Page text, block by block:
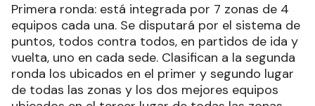
Primera ronda: está integrada por 7 zonas de 4
equipos cada una. Se disputará por el sistema de
puntos, todos contra todos, en partidos de ida y
vuelta, uno en cada sede. Clasifican a la segunda
ronda los ubicados en el primer y segundo lugar
de todas las zonas y los dos mejores equipos